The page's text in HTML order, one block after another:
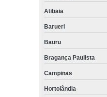
Atibaia
Barueri
Bauru
Bragança Paulista
Campinas
Hortolândia